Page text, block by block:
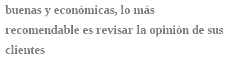
buenas y económicas, lo más
recomendable es revisar la opinión de sus
clientes